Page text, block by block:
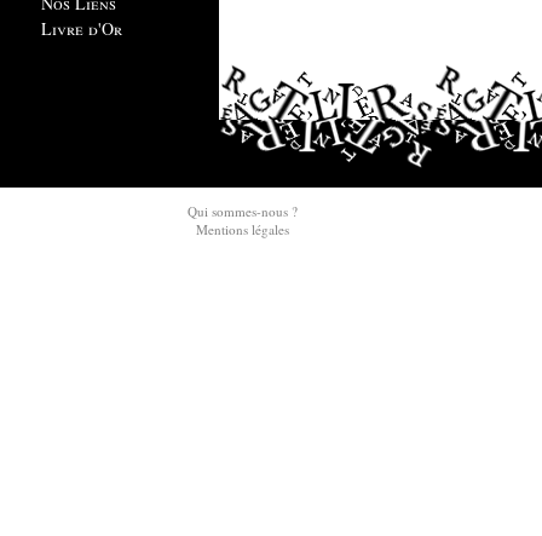
Livre d'Or
Qui sommes-nous ?
Mentions légales